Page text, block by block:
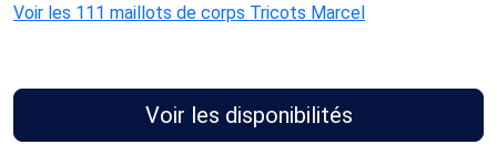
Voir les 111 maillots de corps Tricots Marcel
Voir les disponibilités